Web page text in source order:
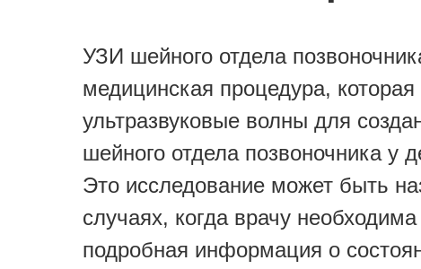
УЗИ шейного отдела
медицинская процедура, которая
ультразвуковые волны для
шейного отдела позвоночника у
Это исследование может быть
случаях, когда врачу
подробная информация о